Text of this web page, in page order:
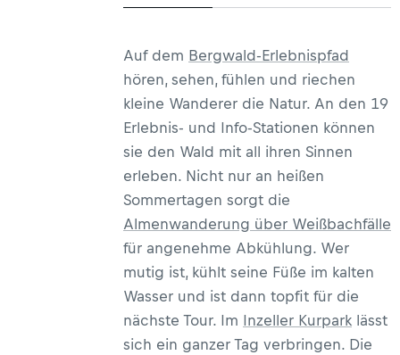
Auf dem Bergwald-Erlebnispfad
hören, sehen, fühlen und riechen
kleine Wanderer die Natur. An den 19
Erlebnis- und Info-Stationen können
sie den Wald mit all ihren Sinnen
erleben. Nicht nur an heißen
Sommertagen sorgt die
Almenwanderung über Weißbachfälle
für angenehme Abkühlung. Wer
mutig ist, kühlt seine Füße im kalten
Wasser und ist dann topfit für die
nächste Tour. Im Inzeller Kurpark lässt
sich ein ganzer Tag verbringen. Die